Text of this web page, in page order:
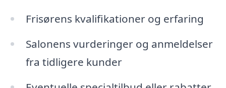
Frisørens kvalifikationer og erfaring
Salonens vurderinger og anmeldelser
fra tidligere kunder